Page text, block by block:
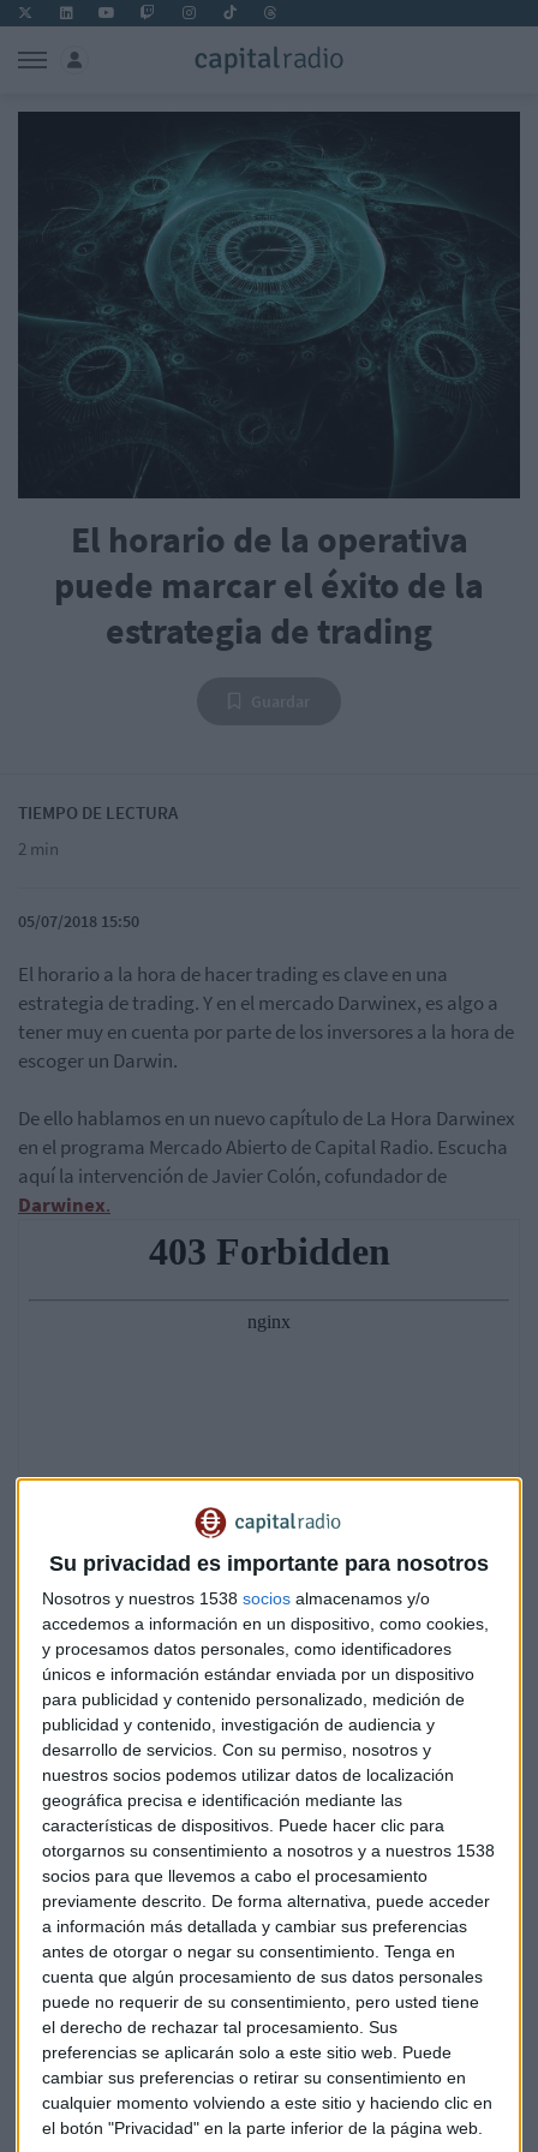
Su privacidad es importante para nosotros
Nosotros y nuestros 1538 socios almacenamos y/o
accedemos a información en un dispositivo, como cookies,
y procesamos datos personales, como identificadores
únicos e información estándar enviada por un dispositivo
para publicidad y contenido personalizado, medición de
publicidad y contenido, investigación de audiencia y
desarrollo de servicios. Con su permiso, nosotros y
nuestros socios podemos utilizar datos de localización
geográfica precisa e identificación mediante las
características de dispositivos. Puede hacer clic para
otorgarnos su consentimiento a nosotros y a nuestros 1538
socios para que llevemos a cabo el procesamiento
previamente descrito. De forma alternativa, puede acceder
a información más detallada y cambiar sus preferencias
antes de otorgar o negar su consentimiento. Tenga en
cuenta que algún procesamiento de sus datos personales
puede no requerir de su consentimiento, pero usted tiene
el derecho de rechazar tal procesamiento. Sus
preferencias se aplicarán solo a este sitio web. Puede
cambiar sus preferencias o retirar su consentimiento en
cualquier momento volviendo a este sitio y haciendo clic en
el botón "Privacidad" en la parte inferior de la página web.
El horario de la operativa
puede marcar el éxito de la
estrategia de trading
TIEMPO DE LECTURA
2 min
05/07/2018 15:50
El horario a la hora de hacer trading es clave en una
estrategia de trading. Y en el mercado Darwinex, es algo a
tener muy en cuenta por parte de los inversores a la hora de
escoger un Darwin.
De ello hablamos en un nuevo capítulo de La Hora Darwinex
en el programa Mercado Abierto de Capital Radio. Escucha
aquí la intervención de Javier Colón, cofundador de
Darwinex.
El horario en el que un trader realiza la operativa es solo uno
de los elementos que Darwinex muestra a los inversores.
Aunque los propios traders pueden también decidir qué
información mostrar en la plataforma. “Cuando llevas
mucho tiempo haciendo una estrategia de trading
ganadora hay cosas que te cuesta mostrar”, explica Javier
Colón.
El cofundador de Darwinex cuenta cómo la distribución de
las operativas del trader por horarios pueden dar pistas
sobre cómo es su estrategia. Por ejemplo, una “distribución
homogénea de las operaciones a lo largo del día, puede
indicar que en realidad está operando un robot”, un sistema
establecido por el trader.
También hay que fijarse en que “el mercado no se comporta
igual todos los días de la semana. Hay pautas temporales”,